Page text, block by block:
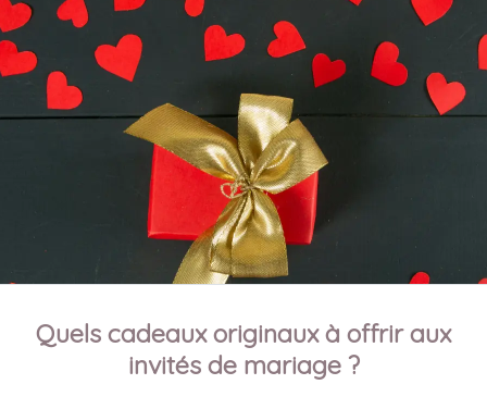
Quels cadeaux originaux à offrir aux
invités de mariage ?